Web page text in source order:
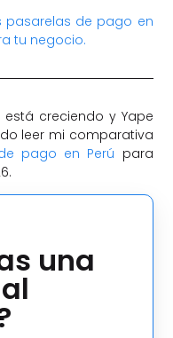
pasarelas de pago en
tu negocio.
está creciendo y Yape
leer mi comparativa
pago en Perú para
una